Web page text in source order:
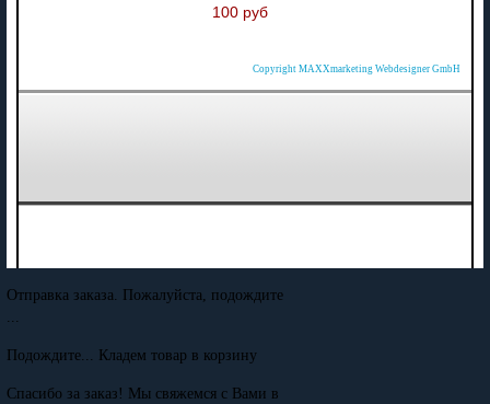
100 руб
Copyright MAXXmarketing Webdesigner GmbH
Отправка заказа. Пожалуйста, подождите
...
Подождите... Кладем товар в корзину
Спасибо за заказ! Мы свяжемся с Вами в